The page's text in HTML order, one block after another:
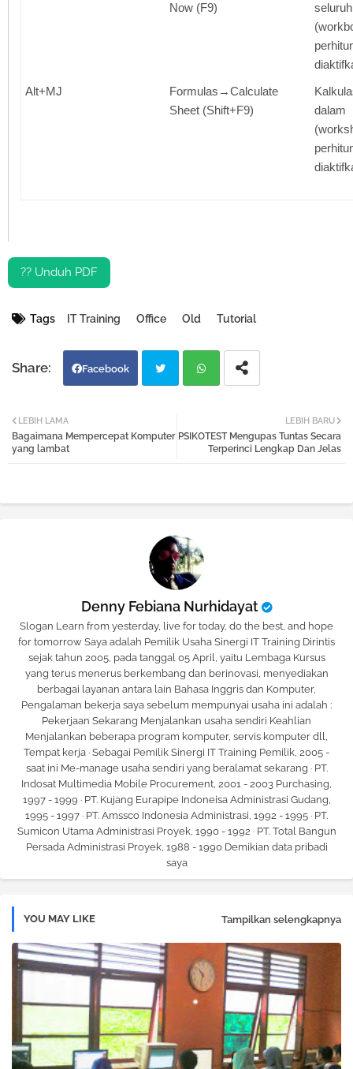
Now (F9)
Alt+MJ
Formulas→Calculate
Sheet (Shift+F9)
?? Unduh PDF
Tags IT Training Office Old Tutorial
Facebook
tter atsa
LEBIH BARU
PSIKOTEST Mengupas Tuntas Secara
Terperinci Lengkap Dan Jelas
LEBIH LAMA
Bagaimana Mempercepat Komputer
yang lambat
Denny Febiana Nurhidayat
Slogan Learn from yesterday, live for today, do the best, and hope
for tomorrow Saya adalah Pemilik Usaha Sinergi IT Training Dirintis
sejak tahun 2005, pada tanggal 05 April, yaitu Lembaga Kursus
yang terus menerus berkembang dan berinovasi, menyediakan
berbagai layanan antara lain Bahasa Inggris dan Komputer,
Pengalaman bekerja saya sebelum mempunyai usaha ini adalah :
Pekerjaan Sekarang Menjalankan usaha sendiri Keahlian
Menjalankan beberapa program komputer, servis komputer dll,
Tempat kerja · Sebagai Pemilik Sinergi IT Training Pemilik, 2005 -
saat ini Me-manage usaha sendiri yang beralamat sekarang · PT.
Indosat Multimedia Mobile Procurement, 2001 - 2003 Purchasing,
1997 - 1999 · PT. Kujang Eurapipe Indoneisa Administrasi Gudang,
1995 - 1997 · PT. Amssco Indonesia Administrasi, 1992 - 1995 · PT.
Sumicon Utama Administrasi Proyek, 1990 - 1992 · PT. Total Bangun
Persada Administrasi Proyek, 1988 - 1990 Demikian data pribadi
saya
YOU MAY LIKE Tampilkan selengkapnya